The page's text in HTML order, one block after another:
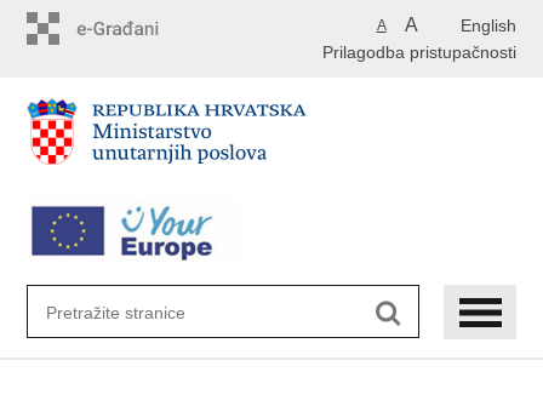
English
A A
Prilagodba pristupačnosti